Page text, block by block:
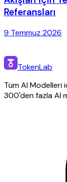
Referansları
9 Temmuz 2026
TokenLab
Tüm AI Modelleri
300'den fazla AI